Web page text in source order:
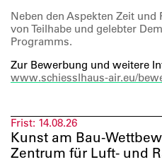
Neben den Aspekten Zeit
von Teilhabe und gelebter
Programms.
Zur Bewerbung und weitere
www.schiesslhaus-air.eu/
Frist: 14.08.26
Kunst am Bau-
Zentrum für Luft- und